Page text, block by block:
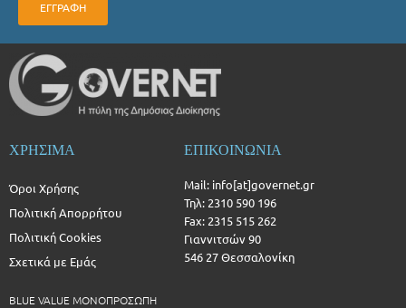
ΕΓΓΡΑΦΗ
ΧΡΗΣΙΜΑ
Όροι Χρήσης
Πολιτική Απορρήτου
Πολιτική Cookies
Σχετικά με Εμάς
BLUE VALUE ΜΟΝΟΠΡΟΣΩΠΗ
ΕΠΙΚΟΙΝΩΝΙΑ
Mail: info[at]governet.gr
Τηλ: 2310 590 196
Fax: 2315 515 262
Γιαννιτσών 90
546 27 Θεσσαλονίκη